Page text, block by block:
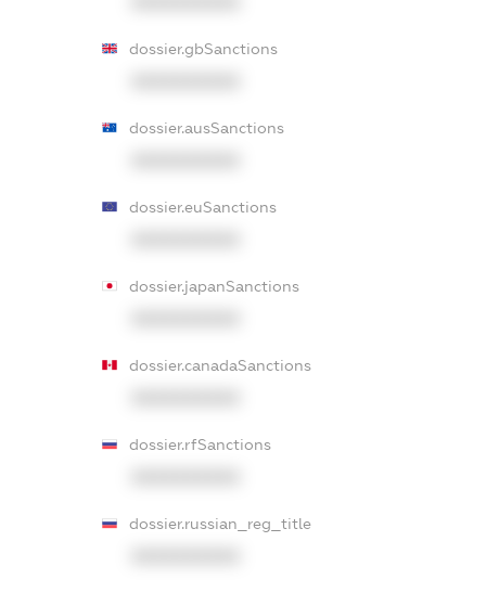
dossier.gbSanctions
dossier.ausSanctions
dossier.euSanctions
dossier.japanSanctions
dossier.canadaSanctions
dossier.rfSanctions
dossier.russian_reg_title